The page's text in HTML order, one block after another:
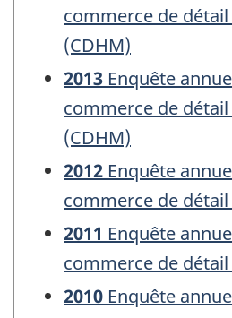
commerce de
(CDHM)
2013 Enquête
commerce de
(CDHM)
2012 Enquête
commerce de
2011 Enquête
commerce de
2010 Enquête